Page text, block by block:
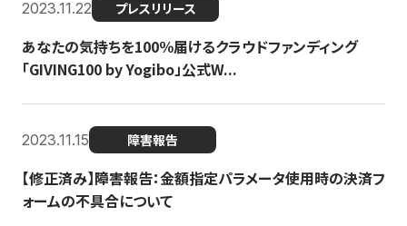
2023.11.22 プレスリリース
あなたの気持ちを100％届けるクラウドファンディング
「GIVING100 by Yogibo」公式W...
2023.11.15 障害報告
【修正済み】障害報告：金額指定パラメータ使用時の決済フ
ォームの不具合について